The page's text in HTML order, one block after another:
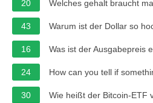
20 Welches gehalt braucht
43 Warum ist der Dollar so
16 Was ist der Ausgabepreis
24 How can you tell if
30 Wie heißt der Bitcoin-ETF